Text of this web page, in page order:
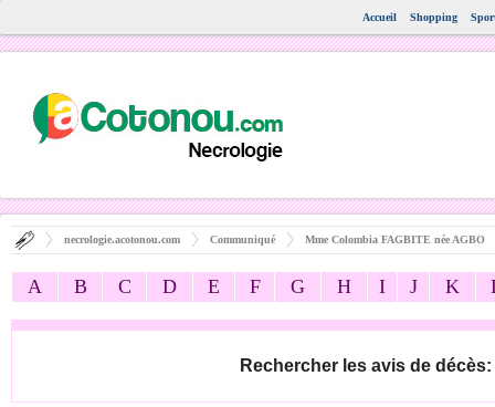
Accueil Shopping
necrologie.acotonou.com Communiqué Mme Colombia FAGBITE née AGBO
A B C D E F G H I J K
Rechercher les avis de décès: